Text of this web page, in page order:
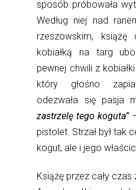
sposób próbowała
Według niej nad
rzeszowskim,
kobiałką na targ
pewnej chwili z
który głośno
odezwała się pasja
zastrzelę tego koguta”–
pistolet. Strzał był tak
kogut, ale i jego
Książę przez cały czas